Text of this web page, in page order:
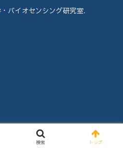
バイオセンシング研究室.
検索 トップ